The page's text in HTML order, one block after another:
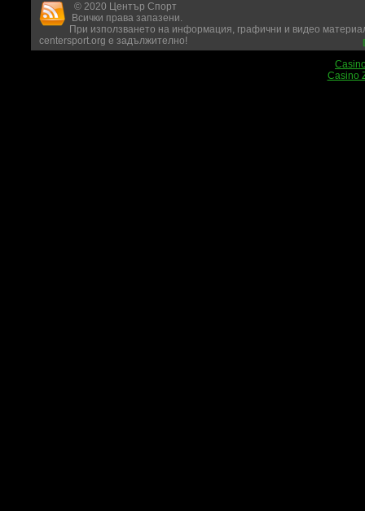
© 2020 Център Спорт
Всички права запазени.
При използването на информация, графични и видео
centersport.org е задължително!
Casino